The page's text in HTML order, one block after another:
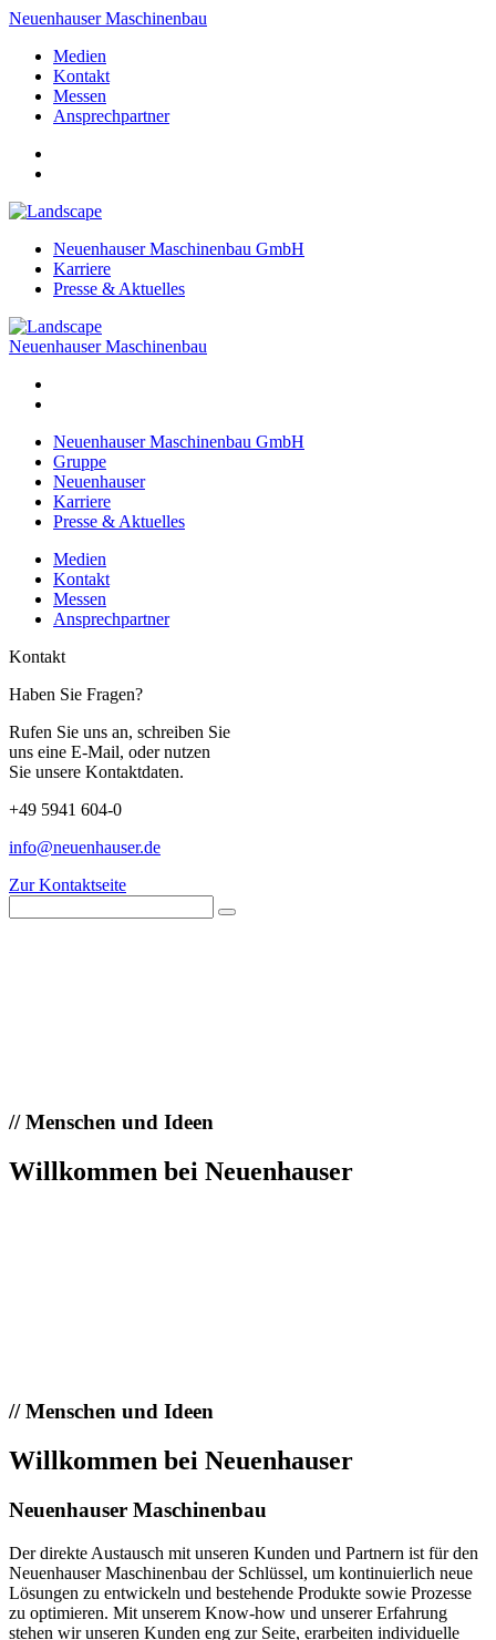
Neuenhauser Maschinenbau
Medien
Kontakt
Messen
Ansprechpartner
Neuenhauser Maschinenbau GmbH
Karriere
Presse & Aktuelles
Neuenhauser Maschinenbau
Neuenhauser Maschinenbau GmbH
Gruppe
Neuenhauser
Karriere
Presse & Aktuelles
Medien
Kontakt
Messen
Ansprechpartner
Kontakt
Haben Sie Fragen?
Rufen Sie uns an, schreiben Sie
uns eine E-Mail, oder nutzen
Sie unsere Kontaktdaten.
+49 5941 604-0
info@neuenhauser.de
Zur Kontaktseite
//Menschen und Ideen
Willkommen bei Neuenhauser
//Menschen und Ideen
Willkommen bei Neuenhauser
Neuenhauser Maschinenbau
Der direkte Austausch mit unseren Kunden und Partnern ist für den
Neuenhauser Maschinenbau der Schlüssel, um kontinuierlich neue
Lösungen zu entwickeln und bestehende Produkte sowie Prozesse
zu optimieren. Mit unserem Know-how und unserer Erfahrung
stehen wir unseren Kunden eng zur Seite, erarbeiten individuelle